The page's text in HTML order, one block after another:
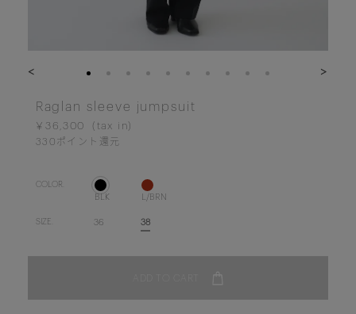
< >
Raglan sleeve jumpsuit
￥36,300
330 ポイント還元
COLOR.
BLK L/BRN
SIZE. 36 38